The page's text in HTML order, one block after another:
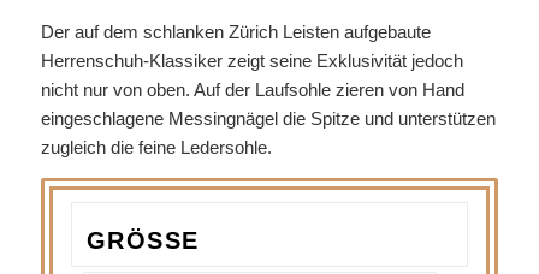
Der auf dem schlanken Zürich Leisten aufgebaute
Herrenschuh-Klassiker zeigt seine Exklusivität jedoch
nicht nur von oben. Auf der Laufsohle zieren von Hand
eingeschlagene Messingnägel die Spitze und unterstützen
zugleich die feine Ledersohle.
GRÖSSE